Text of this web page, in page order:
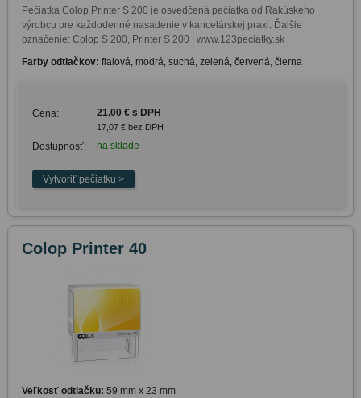
Pečiatka Colop Printer S 200 je osvedčená pečiatka od Rakúskeho
výrobcu pre každodenné nasadenie v kancelárskej praxi. Ďalšie
označenie: Colop S 200, Printer S 200 | www.123peciatky.sk
Farby odtlačkov: fialová, modrá, suchá, zelená, červená, čierna
Cena: 21,00 € s DPH
17,07 € bez DPH
Dostupnosť: na sklade
Colop Printer 40
Veľkosť odtlačku: 59 mm x 23 mm